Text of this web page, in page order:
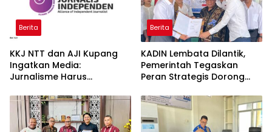
Berita
KKJ NTT dan AJI Kupang
Ingatkan Media:
Jurnalisme Harus
Provokatif
Berita
KADIN Lembata Dilantik,
Pemerintah Tegaskan
Peran Strategis Dorong
Daerah